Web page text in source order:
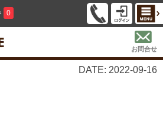
0
お問合せ
DATE: 2022-09-16